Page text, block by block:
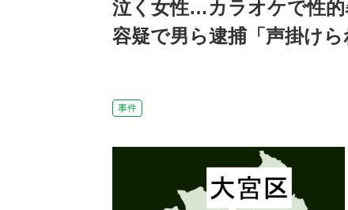
泣く女性…カラオケで性
容疑で男ら逮捕「声掛けら
事件